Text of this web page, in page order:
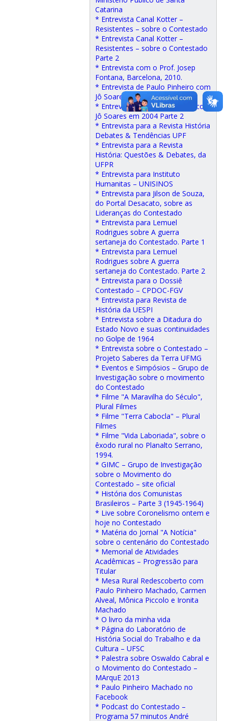
Catarina
* Entrevista Canal Kotter –
Resistentes – sobre o Contestado
* Entrevista Canal Kotter –
Resistentes – sobre o Contestado
Parte 2
* Entrevista com o Prof. Josep
Fontana, Barcelona, 2010.
* Entrevista de Paulo Pinheiro com
Jô Soares em 2004 Parte 1
* Entrevista de Paulo Pinheiro com
Jô Soares em 2004 Parte 2
* Entrevista para a Revista História
Debates & Tendências UPF
* Entrevista para a Revista
História: Questões & Debates, da
UFPR
* Entrevista para Instituto
Humanitas – UNISINOS
* Entrevista para Jilson de Souza,
do Portal Desacato, sobre as
Lideranças do Contestado
* Entrevista para Lemuel
Rodrigues sobre A guerra
sertaneja do Contestado. Parte 1
* Entrevista para Lemuel
Rodrigues sobre A guerra
sertaneja do Contestado. Parte 2
* Entrevista para o Dossiê
Contestado – CPDOC-FGV
* Entrevista para Revista de
História da UESPI
* Entrevista sobre a Ditadura do
Estado Novo e suas continuidades
no Golpe de 1964
* Entrevista sobre o Contestado –
Projeto Saberes da Terra UFMG
* Eventos e Simpósios – Grupo de
Investigação sobre o movimento
do Contestado
* Filme "A Maravilha do Século",
Plural Filmes
* Filme "Terra Cabocla" – Plural
Filmes
* Filme "Vida Laboriada", sobre o
êxodo rural no Planalto Serrano,
1994.
* GIMC – Grupo de Investigação
sobre o Movimento do
Contestado – site oficial
* História dos Comunistas
Brasileiros – Parte 3 (1945-1964)
* Live sobre Coronelismo ontem e
hoje no Contestado
* Matéria do Jornal "A Notícia"
sobre o centenário do Contestado
* Memorial de Atividades
Acadêmicas – Progressão para
Titular
* Mesa Rural Redescoberto com
Paulo Pinheiro Machado, Carmen
Alveal, Mônica Piccolo e Ironita
Machado
* O livro da minha vida
* Página do Laboratório de
História Social do Trabalho e da
Cultura – UFSC
* Palestra sobre Oswaldo Cabral e
o Movimento do Contestado –
MArquE 2013
* Paulo Pinheiro Machado no
Facebook
* Podcast do Contestado –
Programa 57 minutos André